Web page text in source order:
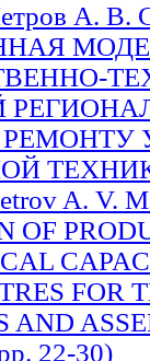
А.
A. V.
OF
FOR
AND
22-30)